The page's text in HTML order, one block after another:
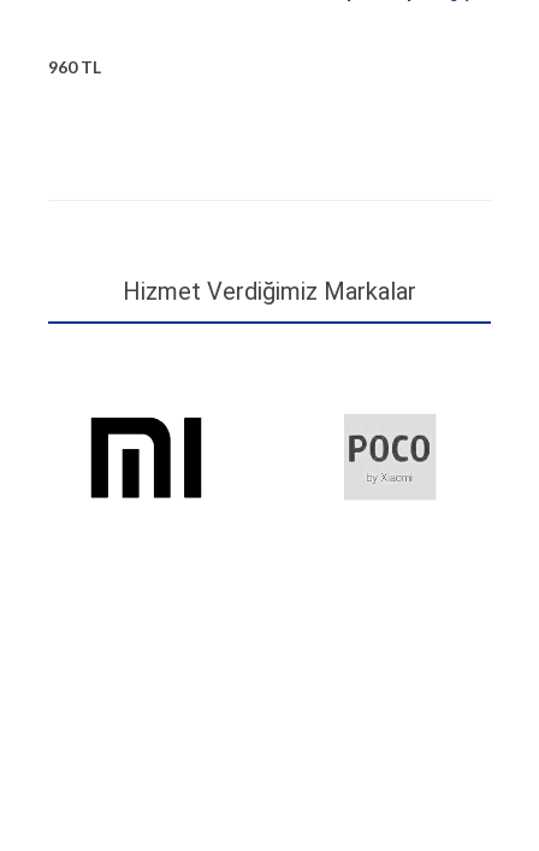
960 TL
Hizmet Verdiğimiz Markalar